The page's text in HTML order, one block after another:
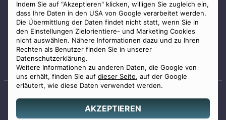
Indem Sie auf "Akzeptieren" klicken, willigen Sie zugleich ein,
dass Ihre Daten in den USA von Google verarbeitet werden.
Die Übermittlung der Daten findet nicht statt, wenn Sie in
den Einstellungen Zielorientiere- und Marketing Cookies
nicht auswählen. Nähere Informationen dazu und zu Ihren
Rechten als Benutzer finden Sie in unserer
Datenschutzerklärung.
Weitere Informationen zu anderen Daten, die Google von
uns erhält, finden Sie auf dieser Seite, auf der Google
erläutert, wie diese Daten verwendet werden.
AKZEPTIEREN
Staatlich geprüfter
© 2026 Benu GmbH. Alle Rechte vorbehalten.